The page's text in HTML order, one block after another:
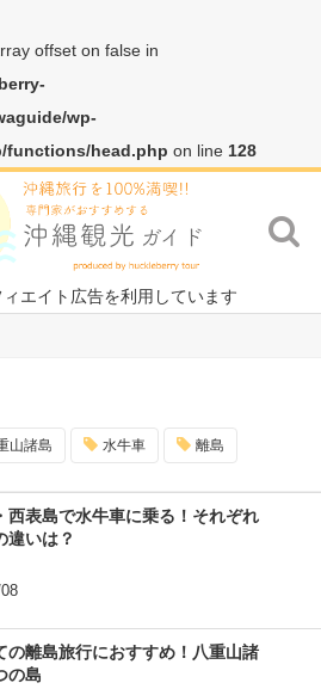
offset on false in
wp-
functions/head.php on line 128
エイト広告を利用しています
山諸島 水牛車 離島
西表島で水牛車に乗る！それぞれ
違いは？
の離島旅行におすすめ！八重山諸
の島